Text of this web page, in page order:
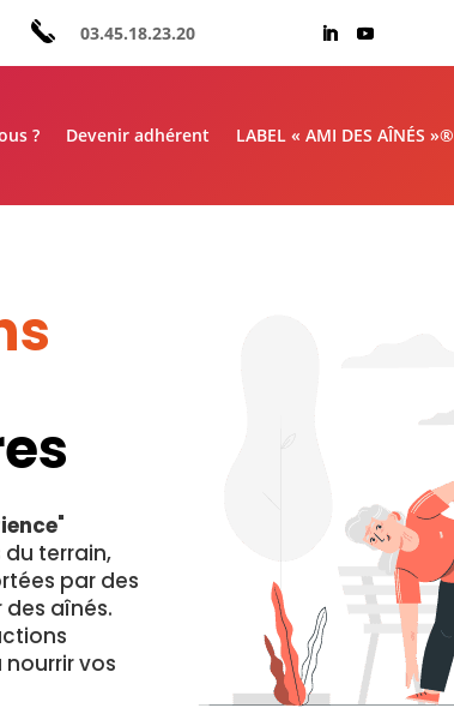
03.45.18.23.20
? Devenir adhérent LABEL « AMI DES AÎNÉS »®
"
du terrain,
par des
aînés.
vos